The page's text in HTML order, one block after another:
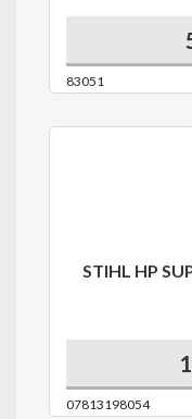
83051
STIHL HP
07813198054